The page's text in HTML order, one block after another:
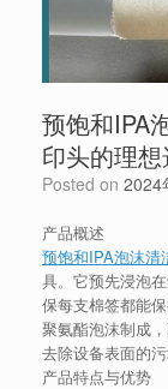
预饱和IPA
印头的理
Posted on 2024
产品概述
预饱和IPA泡沫清
具。它预先浸泡
保每支棉签都能
聚氨酯泡沫制成
去除设备表面的污
产品特点与优势